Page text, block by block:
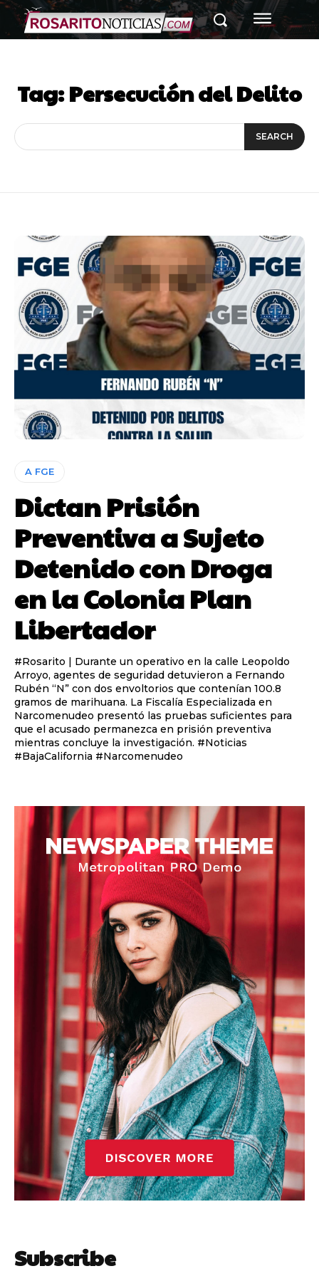
Tag:Persecución del Delito
SEARCH
A FGE
Dictan Prisión
Preventiva a Sujeto
Detenido con Droga
en la Colonia Plan
Libertador
#Rosarito | Durante un operativo en la calle Leopoldo
Arroyo, agentes de seguridad detuvieron a Fernando
Rubén “N” con dos envoltorios que contenían 100.8
gramos de marihuana. La Fiscalía Especializada en
Narcomenudeo presentó las pruebas suficientes para
que el acusado permanezca en prisión preventiva
mientras concluye la investigación. #Noticias
#BajaCalifornia #Narcomenudeo
Subscribe